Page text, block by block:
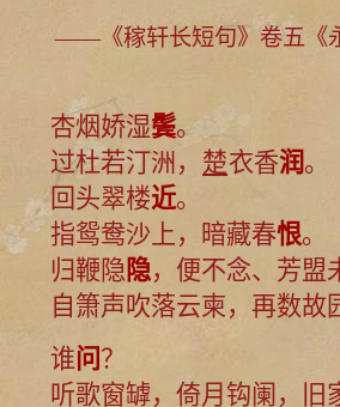
——《稼轩长短句》卷五《
杏烟娇湿鬓。
过杜若汀洲， 楚衣香润。
回头翠楼近。
指鸳鸯沙上，暗藏春恨。
归鞭隐 隐，便不念、芳盟
自箫声吹落云柬，再数故
谁问？
听歌窗罅，倚月钩阑，旧